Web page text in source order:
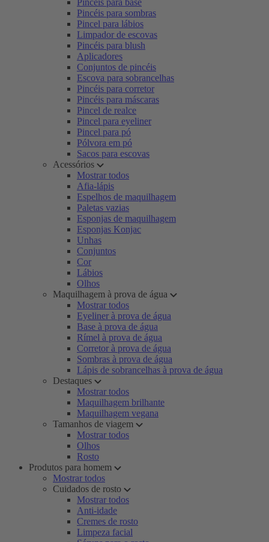
Pincéis para base
Pincéis para sombras
Pincel para lábios
Limpador de escovas
Pincéis para blush
Aplicadores
Conjuntos de pincéis
Escova para sobrancelhas
Pincéis para corretor
Pincéis para máscaras
Pincel de realce
Pincel para eyeliner
Pincel para pó
Pólvora em pó
Sacos para escovas
Acessórios
Mostrar todos
Afia-lápis
Espelhos de maquilhagem
Paletas vazias
Esponjas de maquilhagem
Esponjas Konjac
Unhas
Conjuntos
Cor
Lábios
Olhos
Maquilhagem à prova de água
Mostrar todos
Eyeliner à prova de água
Base à prova de água
Rímel à prova de água
Corretor à prova de água
Sombras à prova de água
Lápis de sobrancelhas à prova de água
Destaques
Mostrar todos
Maquilhagem brilhante
Maquilhagem vegana
Tamanhos de viagem
Mostrar todos
Olhos
Rosto
Produtos para homem
Mostrar todos
Cuidados de rosto
Mostrar todos
Anti-idade
Cremes de rosto
Limpeza facial